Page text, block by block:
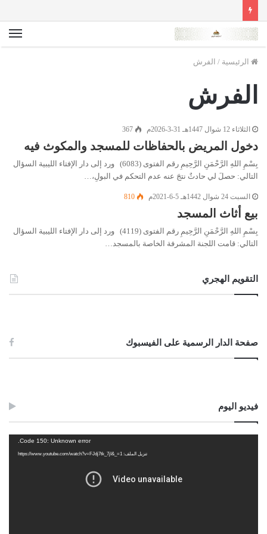
الرئيسية / الفرش
الفرش
الثلاثاء 12 شوال 1447هـ 31-3-2026م 367
دخول المريض بالحفاظات للمسجد والمكوث فيه
بِسْمِ اللهِ الرَّحْمَنِ الرَّحِيمِ رقم الفتوى (6083) ورد إلى دار الإفتاء الليبية السؤال
التالي: حصلَ لي حادثٌ نتجَ عنه عدم التحكم في البولِ،…
السبت 24 شوال 1442هـ 5-6-2021م 810
بيع أثاث المسجد
بِسْمِ اللهِ الرَّحْمَنِ الرَّحِيمِ رقم الفتوى (4119) ورد إلى دار الإفتاء الليبية السؤال
التالي: قامت اللجنة المشرفة الخاصة بالمسجد…
التقويم الهجري
صفحة الدار الرسمية على الفيسبوك
فيديو اليوم
Code 150: Unknown error.
تنزيل الملف: https://www.youtube.com/watch?v=FJdj7tk_7jI&_=1